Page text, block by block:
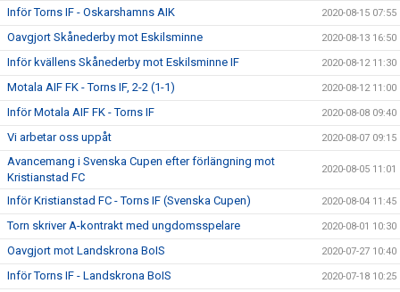
Inför Torns IF - Oskarshamns AIK 2020-08-15 07:55
Oavgjort Skånederby mot Eskilsminne 2020-08-13 16:50
Inför kvällens Skånederby mot Eskilsminne IF 2020-08-12 11:30
Motala AIF FK - Torns IF, 2-2 (1-1) 2020-08-12 11:00
Inför Motala AIF FK - Torns IF 2020-08-08 09:40
Vi arbetar oss uppåt 2020-08-07 09:15
Avancemang i Svenska Cupen efter förlängning mot
Kristianstad FC
2020-08-05 11:01
Inför Kristianstad FC - Torns IF (Svenska Cupen) 2020-08-04 11:45
Torn skriver A-kontrakt med ungdomsspelare 2020-08-01 10:30
Oavgjort mot Landskrona BoIS 2020-07-27 10:40
Inför Torns IF - Landskrona BoIS 2020-07-18 10:25